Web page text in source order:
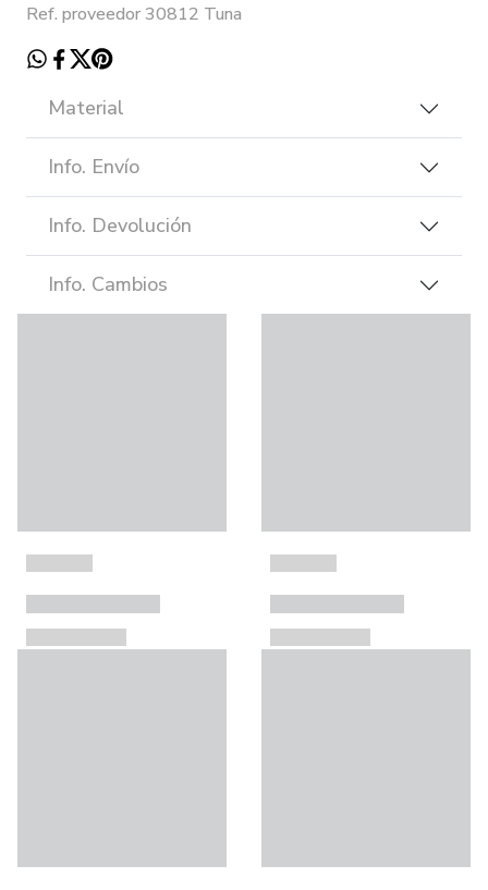
Ref. proveedor 30812 Tuna
Material
Info. Envío
Info. Devolución
Info. Cambios